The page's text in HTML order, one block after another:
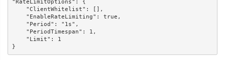
"RateLimitOptions": {
    "ClientWhitelist": [],
    "EnableRateLimiting": true,
    "Period": "1s",
    "PeriodTimespan": 1,
    "Limit": 1
}